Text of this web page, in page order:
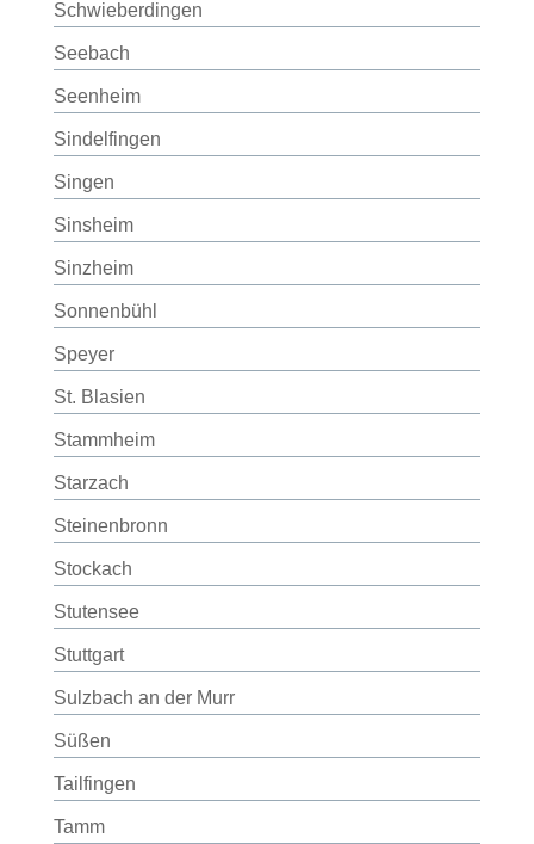
Schwieberdingen
Seebach
Seenheim
Sindelfingen
Singen
Sinsheim
Sinzheim
Sonnenbühl
Speyer
St. Blasien
Stammheim
Starzach
Steinenbronn
Stockach
Stutensee
Stuttgart
Sulzbach an der Murr
Süßen
Tailfingen
Tamm